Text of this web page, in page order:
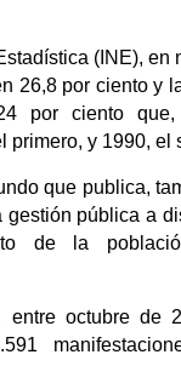
(INE), en
26,8 por ciento y
ciento que,
primero, y 1990, el
que publica,
pública a
de la
entre octubre de